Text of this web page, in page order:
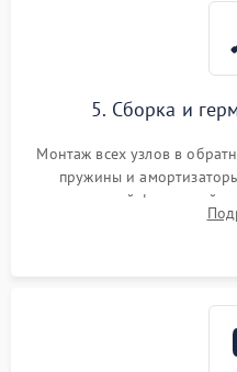
5. Сборка и
Монтаж всех узлов в
пружины и
надежной фиксацией
герметиком для